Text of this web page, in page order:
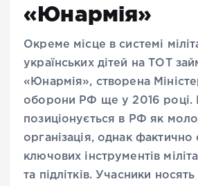
«Юнармія»
Окреме місце в системі
українських дітей на ТОТ
«Юнармія», створена
оборони РФ ще у 2016 році.
позиціонується в РФ як
організація, однак фактично
ключових інструментів
та підлітків. Учасники